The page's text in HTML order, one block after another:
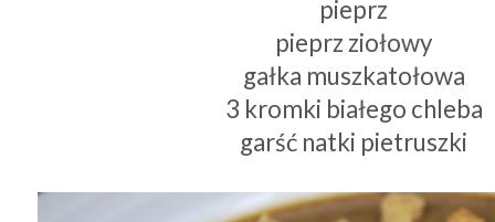
pieprz
pieprz ziołowy
gałka muszkatołowa
3 kromki białego chleba
garść natki pietruszki